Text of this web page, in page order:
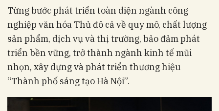
Từng bước phát triển toàn diện ngành công
nghiệp văn hóa Thủ đô cả về quy mô, chất lượng
sản phẩm, dịch vụ và thị trường, bảo đảm phát
triển bền vững, trở thành ngành kinh tế mũi
nhọn, xây dựng và phát triển thương hiệu
“Thành phố sáng tạo Hà Nội”.